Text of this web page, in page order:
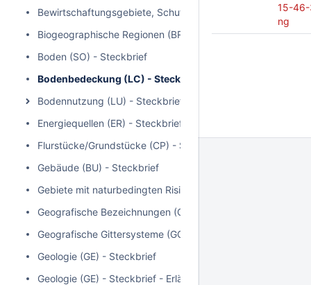
Bewirtschaftungsgebiete, Schutzgebiete, geregelte
Biogeographische Regionen (BR) - Steckbrief
Boden (SO) - Steckbrief
Bodenbedeckung (LC) - Steckbrief
Bodennutzung (LU) - Steckbrief
Energiequellen (ER) - Steckbrief
Flurstücke/Grundstücke (CP) - Steckbrief
Gebäude (BU) - Steckbrief
Gebiete mit naturbedingten Risiken (NZ) - Steckbrief
Geografische Bezeichnungen (GN) - Steckbrief
Geografische Gittersysteme (GG) - Steckbrief
Geologie (GE) - Steckbrief
Geologie (GE) - Steckbrief - Erläuterungen zum Teilbereich
15-
ng